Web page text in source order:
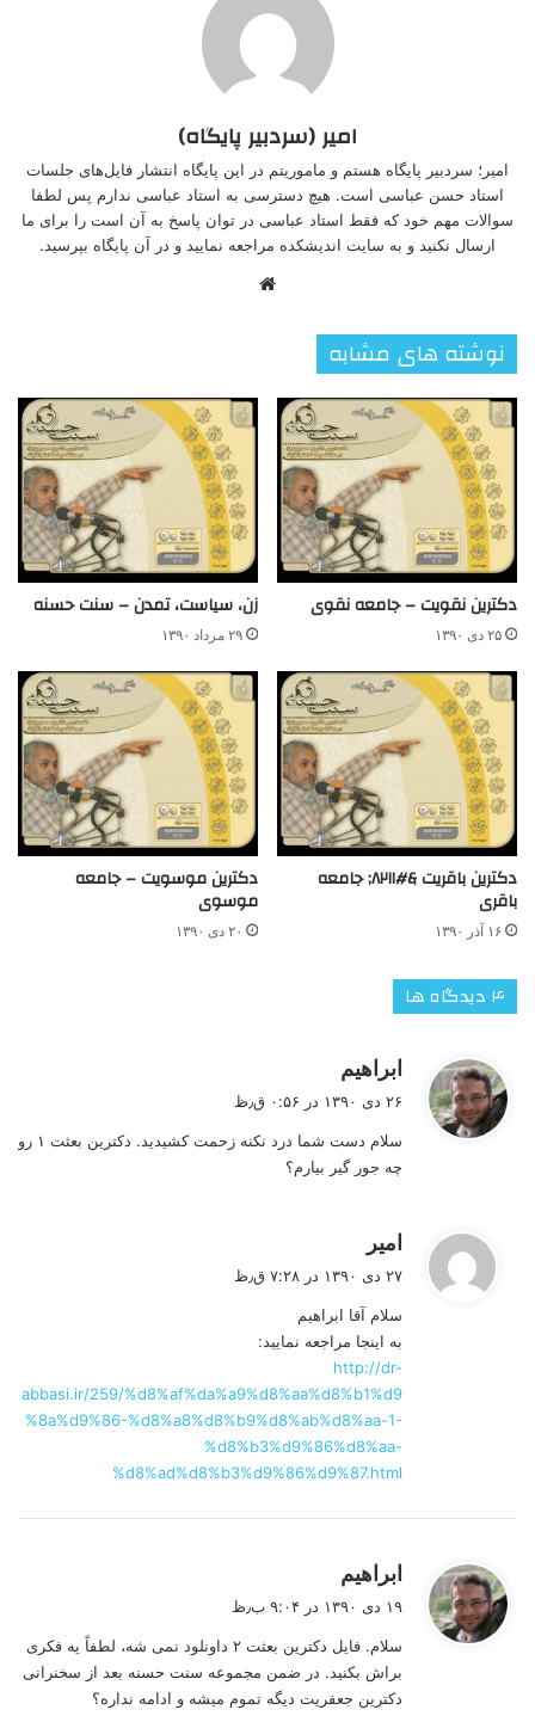
امیر (سردبیر پایگاه)
امیر؛ سردبیر پایگاه هستم و ماموریتم در این پایگاه انتشار فایل‌های جلسات
استاد حسن عباسی است. هیچ دسترسی به استاد عباسی ندارم پس لطفا
سوالات مهم خود که فقط استاد عباسی در توان پاسخ به آن است را برای ما
ارسال نکنید و به سایت اندیشکده مراجعه نمایید و در آن پایگاه بپرسید.
نوشته های مشابه
دکترین نقویت – جامعه نقوی
۲۵ دی ۱۳۹۰
زن، سياست، تمدن – سنت حسنه
۲۹ مرداد ۱۳۹۰
دکترین باقریت &#۸۲۱۱; جامعه
باقری
۱۶ آذر ۱۳۹۰
دکترین موسویت – جامعه
موسوی
۲۰ دی ۱۳۹۰
‫۴ دیدگاه ها
ابراهیم
:
۲۶ دی ۱۳۹۰ در ۰:۵۶ ق٫ظ
سلام دست شما درد نکنه زحمت کشیدید. دکترین بعثت ۱ رو
چه جور گیر بیارم؟
امیر
:
۲۷ دی ۱۳۹۰ در ۷:۲۸ ق٫ظ
سلام آقا ابراهیم
به اینجا مراجعه نمایید:
http://dr-
abbasi.ir/259/%d8%af%da%a9%d8%aa%d8%b1%d9
%8a%d9%86-%d8%a8%d8%b9%d8%ab%d8%aa-1-
%d8%b3%d9%86%d8%aa-
%d8%ad%d8%b3%d9%86%d9%87.html
ابراهیم
:
۱۹ دی ۱۳۹۰ در ۹:۰۴ ب٫ظ
سلام. فایل دکترین بعثت ۲ داونلود نمی شه، لطفاً یه فکری
براش بکنید. در ضمن مجموعه سنت حسنه بعد از سخنرانی
دکترین جعفریت دیگه تموم میشه و ادامه نداره؟